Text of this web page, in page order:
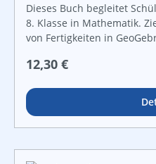
Dieses Buch begleitet
8. Klasse in Mathematik.
von Fertigkeiten in
im Unterricht erleichtern
und eine wichtige
Aufgaben der
bilden.Viele eingefügte
Regulärer Preis:
12,30 €